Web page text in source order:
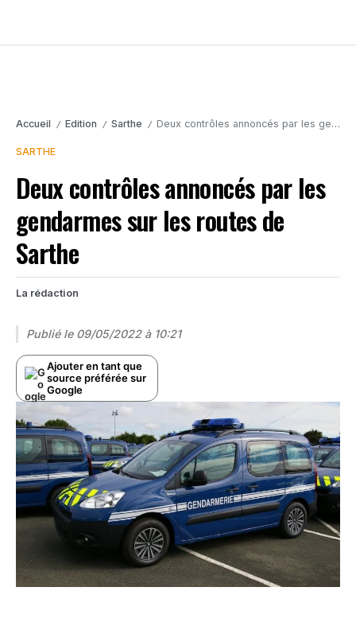
Accueil / Edition / Sarthe / Deux contrôles annoncés par les gendarmes sur les routes de Sarthe
SARTHE
Deux contrôles annoncés par les
gendarmes sur les routes de
Sarthe
La rédaction
Publié le 09/05/2022 à 10:21
Ajouter en tant que
source préférée sur
Google